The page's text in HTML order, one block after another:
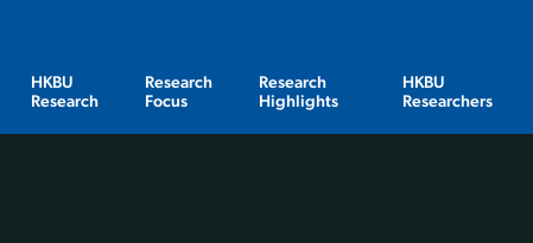
HKBU
Research
Research
Focus
Research
Highlights
HKBU
Researchers